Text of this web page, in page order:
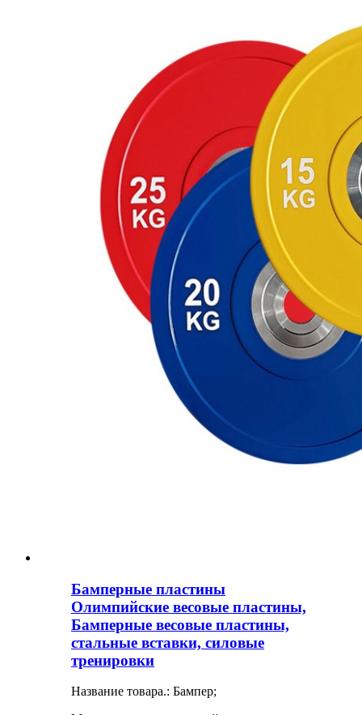
Бамперные пластины
Олимпийские весовые пластины,
Бамперные весовые пластины,
стальные вставки, силовые
тренировки
Название товара.: Бампер;